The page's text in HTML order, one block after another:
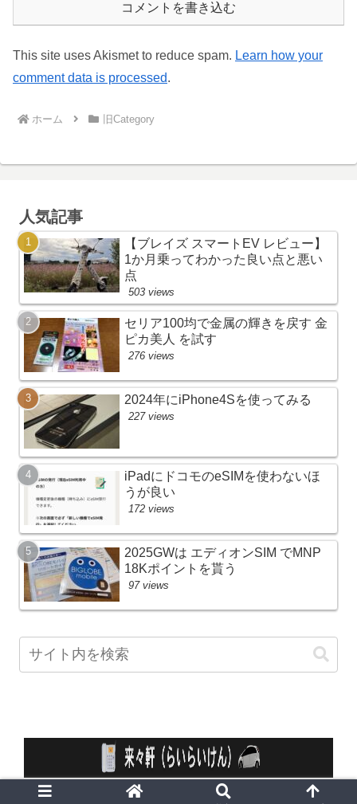
コメントを書き込む
This site uses Akismet to reduce spam. Learn how your
comment data is processed.
ホーム 旧Category
人気記事
【ブレイズ スマートEV レビュー】
1か月乗ってわかった良い点と悪い
点
503 views
セリア100均で金属の輝きを戻す 金
ピカ美人 を試す
276 views
2024年にiPhone4Sを使ってみる
227 views
iPadにドコモのeSIMを使わないほ
うが良い
172 views
2025GWは エディオンSIM でMNP
18Kポイントを貰う
97 views
© 2010 来々軒 （らいらいけん）.